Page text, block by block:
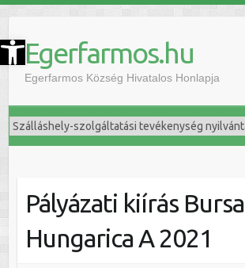
Eszköztár megnyitása Egerfarmos.hu
Egerfarmos Község Hivatalos Honlapja
Pályázati kiírás Bursa
Hungarica A 2021